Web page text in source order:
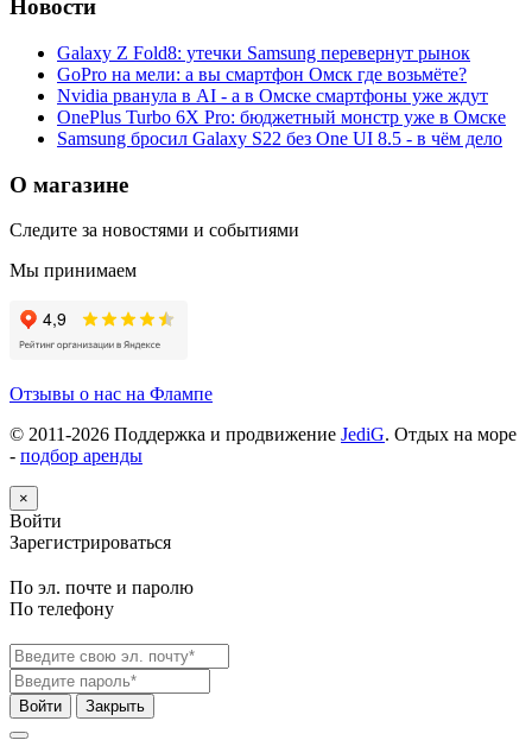
Новости
Galaxy Z Fold8: утечки Samsung перевернут рынок
GoPro на мели: а вы смартфон Омск где возьмёте?
Nvidia рванула в AI - а в Омске смартфоны уже ждут
OnePlus Turbo 6X Pro: бюджетный монстр уже в Омске
Samsung бросил Galaxy S22 без One UI 8.5 - в чём дело
О магазине
Следите за новостями и событиями
Мы принимаем
Отзывы о нас на Флампе
© 2011-2026 Поддержка и продвижение JediG. Отдых на море
- подбор аренды
×
Войти
Зарегистрироваться
По эл. почте и паролю
По телефону
Войти Закрыть